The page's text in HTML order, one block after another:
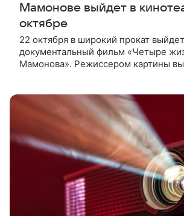
Мамонове выйдет в
октябре
22 октября в широкий прокат выйдет
документальный фильм «Четыре
Мамонова». Режиссером картины